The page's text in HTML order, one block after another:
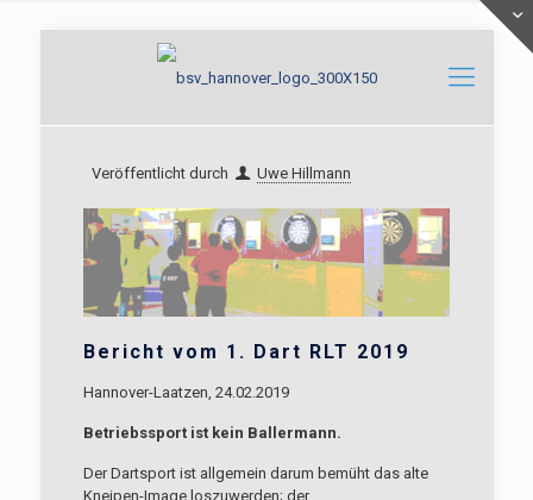
Veröffentlicht durch Uwe Hillmann
Bericht vom 1. Dart RLT 2019
Hannover-Laatzen, 24.02.2019
Betriebssport ist kein Ballermann.
Der Dartsport ist allgemein darum bemüht das alte
Kneipen-Image loszuwerden; der